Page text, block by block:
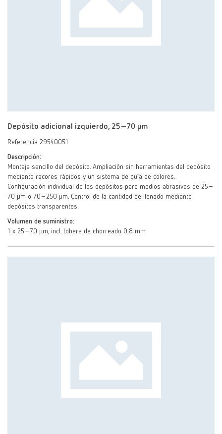
Depósito adicional izquierdo, 25–70 μm
Referencia 29540051
Descripción:
Montaje sencillo del depósito. Ampliación sin herramientas del depósito
mediante racores rápidos y un sistema de guía de colores.
Configuración individual de los depósitos para medios abrasivos de 25–
70 µm o 70–250 µm. Control de la cantidad de llenado mediante
depósitos transparentes.
Volumen de suministro:
1 x 25–70 µm, incl. tobera de chorreado 0,8 mm